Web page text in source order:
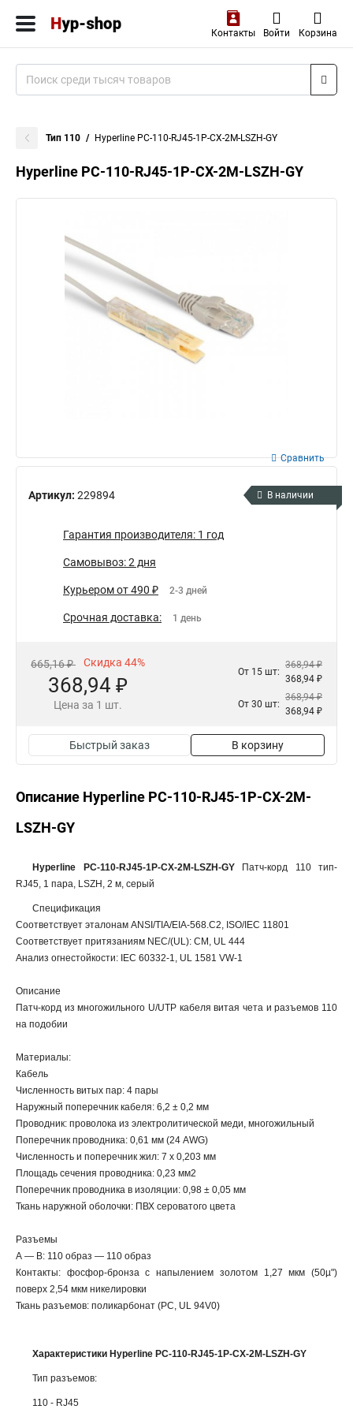
Контакты Войти Корзина
Тип 110 Hyperline PC-110-RJ45-1P-CX-2M-LSZH-GY
Hyperline PC-110-RJ45-1P-CX-2M-LSZH-GY
Артикул: 229894
Сравнить
В наличии
Гарантия производителя: 1 год
Самовывоз: 2 дня
Курьером от 490 ₽ 2-3 дней
Срочная доставка: 1 день
665,16 ₽ Скидка 44%
368,94 ₽
Цена за 1 шт.
От 15 шт:
368,94 ₽
368,94 ₽
От 30 шт:
368,94 ₽
368,94 ₽
Быстрый заказ В корзину
Описание Hyperline PC-110-RJ45-1P-CX-2M-
LSZH-GY
Hyperline PC-110-RJ45-1P-CX-2M-LSZH-GYПатч-корд 110 тип-
RJ45, 1 пара, LSZH, 2 м, серый
Спецификация
Соответствует эталонам ANSI/TIA/EIA-568.C2, ISO/IEC 11801
Соответствует притязаниям NEC/(UL): CM, UL 444
Анализ огнестойкости: IEC 60332-1, UL 1581 VW-1
Описание
Патч-корд из многожильного U/UTP кабеля витая чета и разъемов 110
на подобии
Материалы:
Кабель
Численность витых пар: 4 пары
Наружный поперечник кабеля: 6,2 ± 0,2 мм
Проводник: проволока из электролитической меди, многожильный
Поперечник проводника: 0,61 мм (24 AWG)
Численность и поперечник жил: 7 х 0,203 мм
Площадь сечения проводника: 0,23 мм2
Поперечник проводника в изоляции: 0,98 ± 0,05 мм
Ткань наружной оболочки: ПВХ сероватого цвета
Разъемы
А — В: 110 образ — 110 образ
Контакты: фосфор-бронза с напылением золотом 1,27 мкм (50µ")
поверх 2,54 мкм никелировки
Ткань разъемов: поликарбонат (PC, UL 94V0)
Характеристики Hyperline PC-110-RJ45-1P-CX-2M-LSZH-GY
Тип разъемов:
110 - RJ45